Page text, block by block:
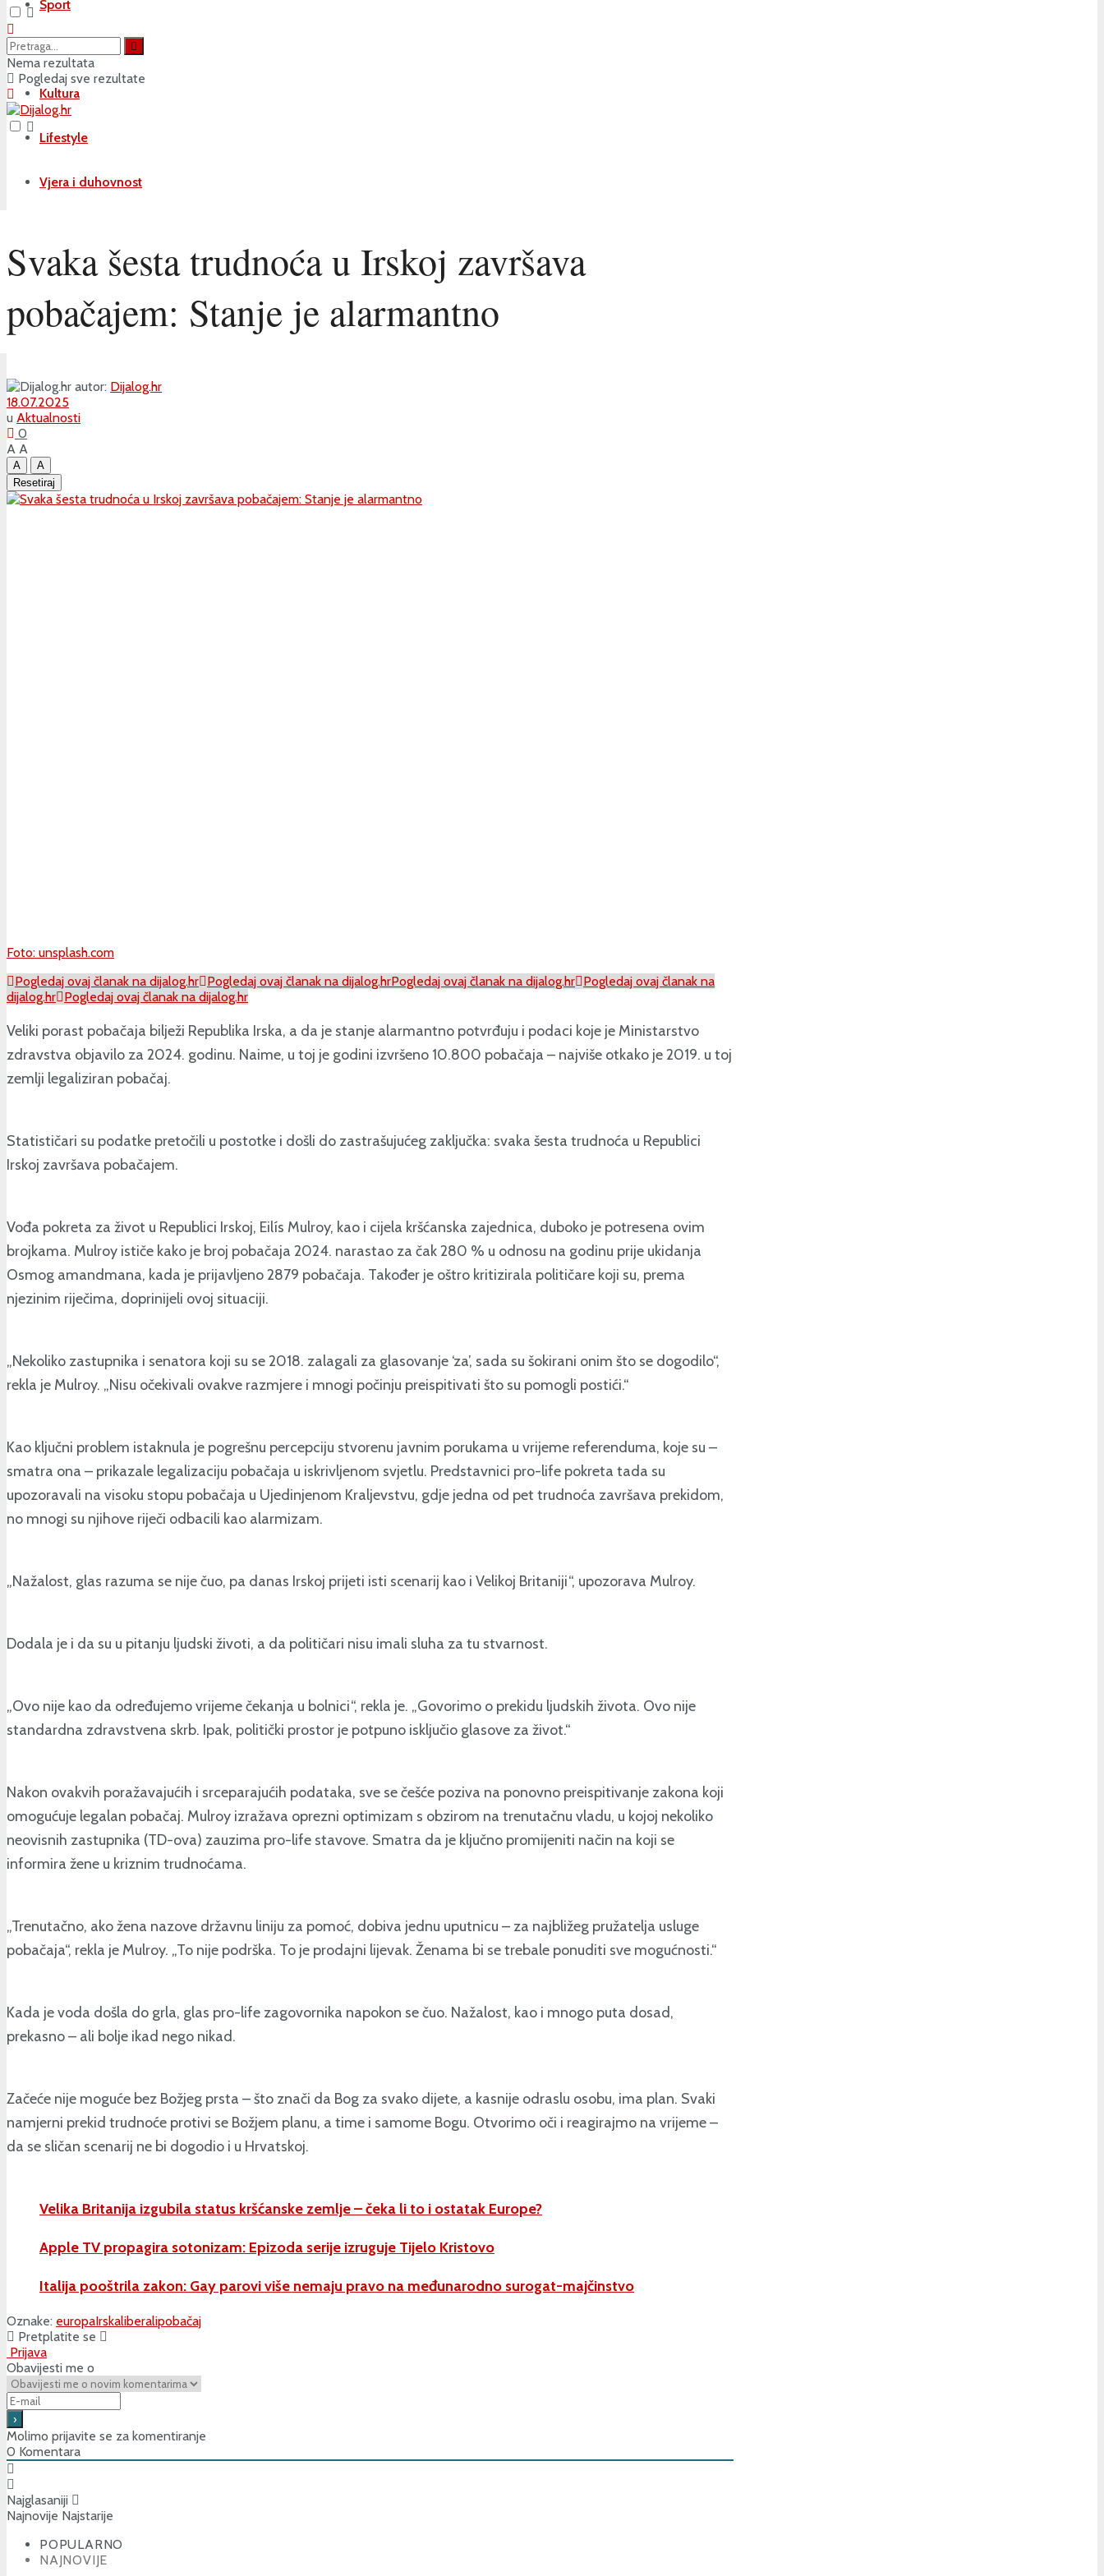
Sport
Društvo
Kultura
Lifestyle
Vjera i duhovnost
Nema rezultata
Pogledaj sve rezultate
Svaka šesta trudnoća u Irskoj završava
pobačajem: Stanje je alarmantno
autor: Dijalog.hr
18.07.2025
u Aktualnosti
0
A A
A
A
Resetiraj
Foto: unsplash.com
Pogledaj ovaj članak na dijalog.hr Pogledaj ovaj članak na dijalog.hrPogledaj ovaj članak na dijalog.hr Pogledaj ovaj članak na
dijalog.hr Pogledaj ovaj članak na dijalog.hr
Veliki porast pobačaja bilježi Republika Irska, a da je stanje alarmantno potvrđuju i podaci koje je Ministarstvo
zdravstva objavilo za 2024. godinu. Naime, u toj je godini izvršeno 10.800 pobačaja – najviše otkako je 2019. u toj
zemlji legaliziran pobačaj.
Statističari su podatke pretočili u postotke i došli do zastrašujućeg zaključka: svaka šesta trudnoća u Republici
Irskoj završava pobačajem.
Vođa pokreta za život u Republici Irskoj, Eilís Mulroy, kao i cijela kršćanska zajednica, duboko je potresena ovim
brojkama. Mulroy ističe kako je broj pobačaja 2024. narastao za čak 280 % u odnosu na godinu prije ukidanja
Osmog amandmana, kada je prijavljeno 2879 pobačaja. Također je oštro kritizirala političare koji su, prema
njezinim riječima, doprinijeli ovoj situaciji.
„Nekoliko zastupnika i senatora koji su se 2018. zalagali za glasovanje ‘za’, sada su šokirani onim što se dogodilo“,
rekla je Mulroy. „Nisu očekivali ovakve razmjere i mnogi počinju preispitivati što su pomogli postići.“
Kao ključni problem istaknula je pogrešnu percepciju stvorenu javnim porukama u vrijeme referenduma, koje su –
smatra ona – prikazale legalizaciju pobačaja u iskrivljenom svjetlu. Predstavnici pro-life pokreta tada su
upozoravali na visoku stopu pobačaja u Ujedinjenom Kraljevstvu, gdje jedna od pet trudnoća završava prekidom,
no mnogi su njihove riječi odbacili kao alarmizam.
„Nažalost, glas razuma se nije čuo, pa danas Irskoj prijeti isti scenarij kao i Velikoj Britaniji“, upozorava Mulroy.
Dodala je i da su u pitanju ljudski životi, a da političari nisu imali sluha za tu stvarnost.
„Ovo nije kao da određujemo vrijeme čekanja u bolnici“, rekla je. „Govorimo o prekidu ljudskih života. Ovo nije
standardna zdravstvena skrb. Ipak, politički prostor je potpuno isključio glasove za život.“
Nakon ovakvih poražavajućih i srceparajućih podataka, sve se češće poziva na ponovno preispitivanje zakona koji
omogućuje legalan pobačaj. Mulroy izražava oprezni optimizam s obzirom na trenutačnu vladu, u kojoj nekoliko
neovisnih zastupnika (TD-ova) zauzima pro-life stavove. Smatra da je ključno promijeniti način na koji se
informira žene u kriznim trudnoćama.
„Trenutačno, ako žena nazove državnu liniju za pomoć, dobiva jednu uputnicu – za najbližeg pružatelja usluge
pobačaja“, rekla je Mulroy. „To nije podrška. To je prodajni lijevak. Ženama bi se trebale ponuditi sve mogućnosti.“
Kada je voda došla do grla, glas pro-life zagovornika napokon se čuo. Nažalost, kao i mnogo puta dosad,
prekasno – ali bolje ikad nego nikad.
Začeće nije moguće bez Božjeg prsta – što znači da Bog za svako dijete, a kasnije odraslu osobu, ima plan. Svaki
namjerni prekid trudnoće protivi se Božjem planu, a time i samome Bogu. Otvorimo oči i reagirajmo na vrijeme –
da se sličan scenarij ne bi dogodio i u Hrvatskoj.
Velika Britanija izgubila status kršćanske zemlje – čeka li to i ostatak Europe?
Apple TV propagira sotonizam: Epizoda serije izruguje Tijelo Kristovo
Italija pooštrila zakon: Gay parovi više nemaju pravo na međunarodno surogat-majčinstvo
Oznake: europaIrskaliberalipobačaj
Pretplatite se
Prijava
Obavijesti me o
Molimo prijavite se za komentiranje
0 Komentara
Najglasaniji
Najnovije Najstarije
POPULARNO
NAJNOVIJE